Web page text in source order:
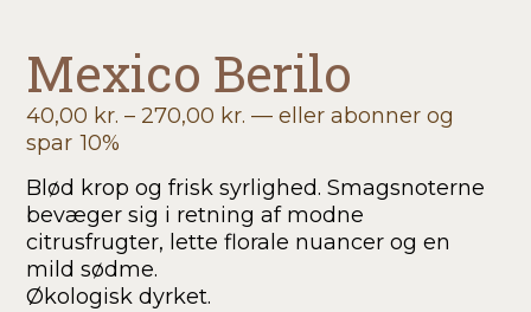
Mexico Berilo
40,00 kr. – 270,00 kr. Prisinterval:
270,00 kr.
— eller abonner og
spar 10%
Blød krop og frisk syrlighed. Smagsnoterne
bevæger sig i retning af modne
citrusfrugter, lette florale nuancer og en
mild sødme.
Økologisk dyrket.